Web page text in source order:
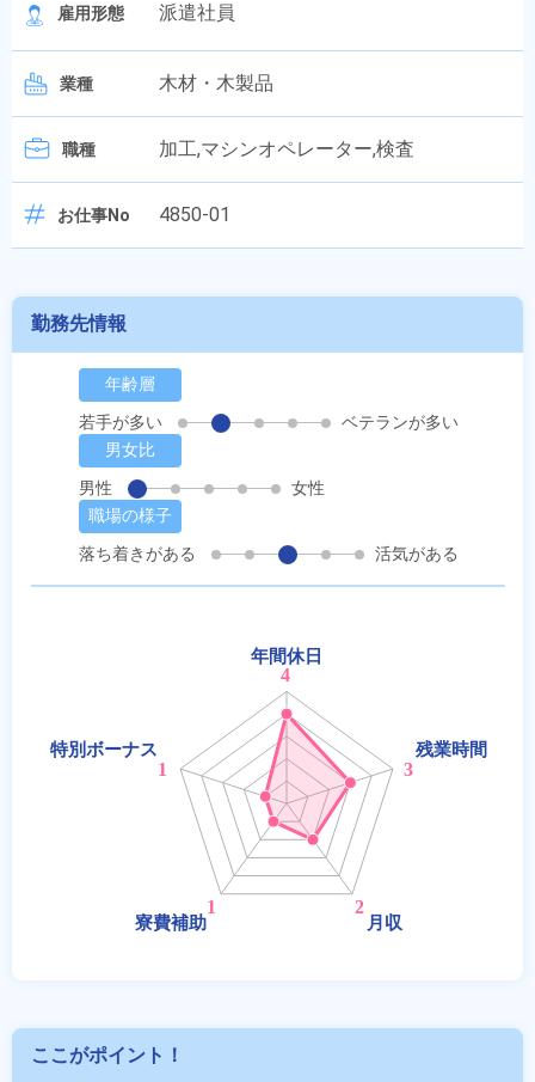
雇用形態 派遣社員
業種 木材・木製品
職種 加工,マシンオペレーター,検査
お仕事No 4850-01
勤務先情報
年齢層
若手が多い
ベテランが多い
男女比
男性
女性
職場の様子
落ち着きがある
活気がある
ここがポイント！